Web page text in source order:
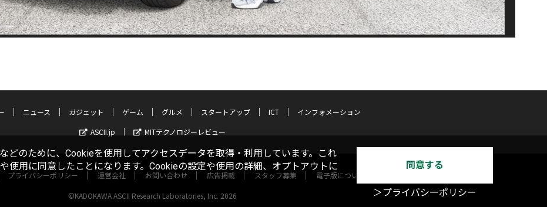
ニュース ガジェット ゲーム グルメ スタートアップ ICT
インフォメーション
ASCII.jp
MITテクノロジーレビュー
プライバシーポリシー 運営会社 お問い合わせ 広告掲載 スタッフ募集 電子版について
©KADOKAWA ASCII Research Laboratories, Inc. 2026
どのために、Cookieを使用してアクセスデータを取得・利用しています。これ
使用に同意したことになります。Cookieの設定や使用の詳細、オプトアウトに
同意する
＞プライバシーポリシー